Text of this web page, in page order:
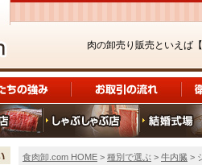
肉の卸売り販売といえば【
食肉卸.com HOME > 種別で選ぶ > 牛内臓 >